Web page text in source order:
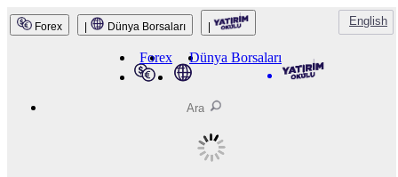
QNB Invest
Forex Dünya Borsaları English
Forex Dünya Borsaları